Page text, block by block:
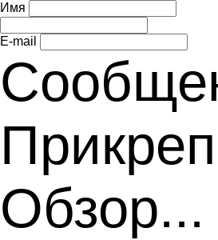
Имя
E-mail
Обзор...